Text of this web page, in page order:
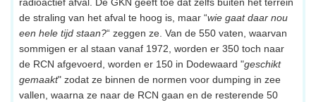
de straling van het afval te hoog is, maar “wie gaat daar nou
een hele tijd staan?“ zeggen ze. Van de 550 vaten, waarvan
sommigen er al staan vanaf 1972, worden er 350 toch naar
de RCN afgevoerd, worden er 150 in Dodewaard "geschikt
gemaakt" zodat ze binnen de normen voor dumping in zee
vallen, waarna ze naar de RCN gaan en de resterende 50